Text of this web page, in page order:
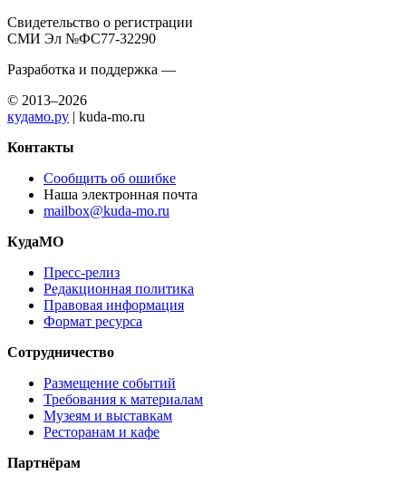
Свидетельство о регистрации
СМИ Эл №ФС77-32290
Разработка и поддержка —
© 2013–2026
кудамо.ру | kuda-mo.ru
Контакты
Сообщить об ошибке
Наша электронная почта
mailbox@kuda-mo.ru
КудаМО
Пресс-релиз
Редакционная политика
Правовая информация
Формат ресурса
Сотрудничество
Размещение событий
Требования к материалам
Музеям и выставкам
Ресторанам и кафе
Партнёрам